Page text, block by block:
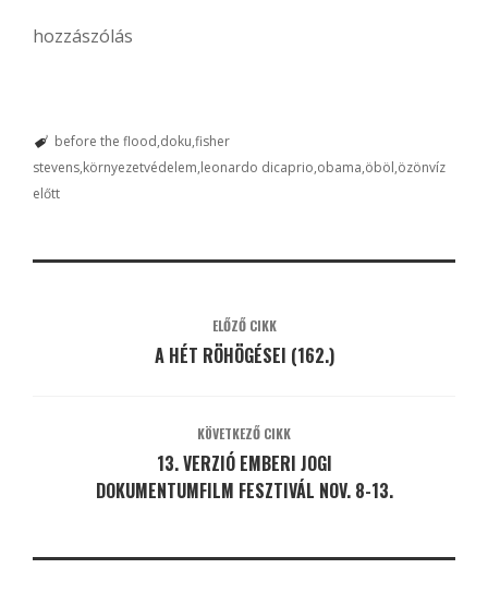
hozzászólás
before the flood doku fisher
stevens környezetvédelem leonardo dicaprio obama öböl özönvíz
előtt
ELŐZŐ CIKK
A HÉT RÖHÖGÉSEI (162.)
KÖVETKEZŐ CIKK
13. VERZIÓ EMBERI JOGI
DOKUMENTUMFILM FESZTIVÁL NOV. 8-13.